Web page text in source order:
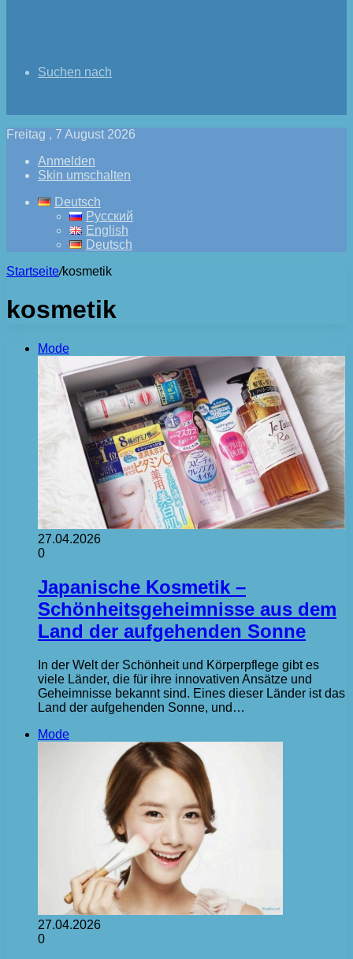
Suchen nach
Freitag , 7 August 2026
Anmelden
Skin umschalten
Deutsch
Русский
English
Deutsch
Startseite/kosmetik
kosmetik
Mode
27.04.2026
0
Japanische Kosmetik –
Schönheitsgeheimnisse aus dem
Land der aufgehenden Sonne
In der Welt der Schönheit und Körperpflege gibt es
viele Länder, die für ihre innovativen Ansätze und
Geheimnisse bekannt sind. Eines dieser Länder ist das
Land der aufgehenden Sonne, und…
Mode
27.04.2026
0